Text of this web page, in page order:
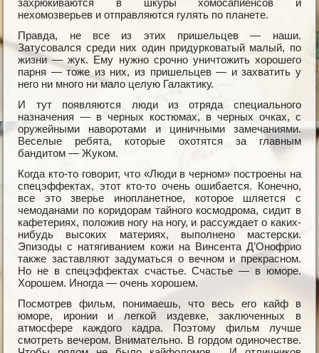
захрюкиваются в шкуры хомосапиенсов и
нехомозверьев и отправляются гулять по планете.
Правда, не все из этих пришельцев — наши.
Затусовался среди них один придурковатый малый, по
жизни — жук. Ему нужно срочно уничтожить хорошего
парня — тоже из них, из пришельцев — и захватить у
него ни много ни мало целую Галактику.
И тут появляются люди из отряда специального
назначения — в черных костюмах, в черных очках, с
оружейными наворотами и циничными замечаниями.
Веселые ребята, которые охотятся за главным
бандитом — Жуком.
Когда кто-то говорит, что «Люди в черном» построены на
спецэффектах, этот кто-то очень ошибается. Конечно,
все это зверье инопланетное, которое шляется с
чемоданами по коридорам тайного космодрома, сидит в
кафетериях, положив ногу на ногу, и рассуждает о каких-
нибудь высоких материях, выполнено мастерски.
Эпизоды с натягиванием кожи на Винсента Д’Онофрио
также заставляют задуматься о вечном и прекрасном.
Но не в спецэффектах счастье. Счастье — в юморе.
Хорошем. Иногда — очень хорошем.
Посмотрев фильм, понимаешь, что весь его кайф в
юморе, иронии и легкой издевке, заключенных в
атмосфере каждого кадра. Поэтому фильм лучше
смотреть вечером. Внимательно. В гордом одиночестве.